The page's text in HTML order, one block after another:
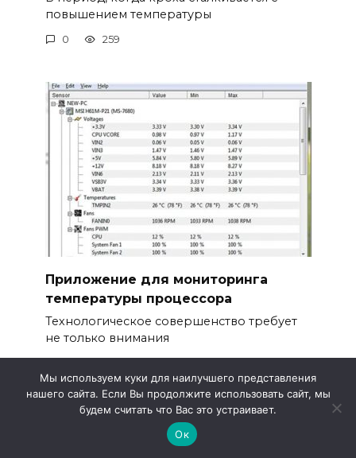
повышением температуры
0 259
Приложение для мониторинга
температуры процессора
Технологическое совершенство требует
не только внимания
Мы используем куки для наилучшего представления
нашего сайта. Если Вы продолжите использовать сайт, мы
будем считать что Вас это устраивает.
Ок